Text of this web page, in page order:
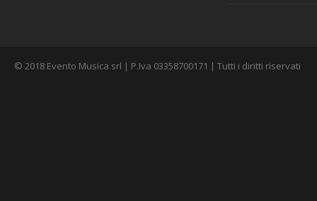
© 2018 Evento Musica srl | P.Iva 03358700171 | Tutti i diritti riservati